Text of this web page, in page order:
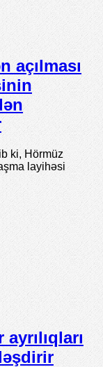
açılması
ki, Hörmüz
layihəsi